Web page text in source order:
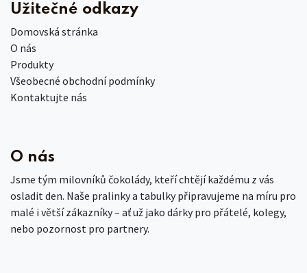
Užitečné odkazy
Domovská stránka
O nás
Produkty
Všeobecné obchodní podmínky
Kontaktujte nás
O nás
Jsme tým milovníků čokolády, kteří chtějí každému z vás
osladit den. Naše pralinky a tabulky připravujeme na míru pro
malé i větší zákazníky – ať už jako dárky pro přátelé, kolegy,
nebo pozornost pro partnery.